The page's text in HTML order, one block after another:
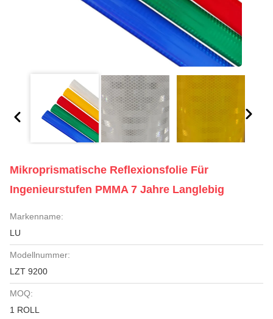
Mikroprismatische Reflexionsfolie Für
Ingenieurstufen PMMA 7 Jahre Langlebig
Markenname:
LU
Modellnummer:
LZT 9200
MOQ:
1 ROLL